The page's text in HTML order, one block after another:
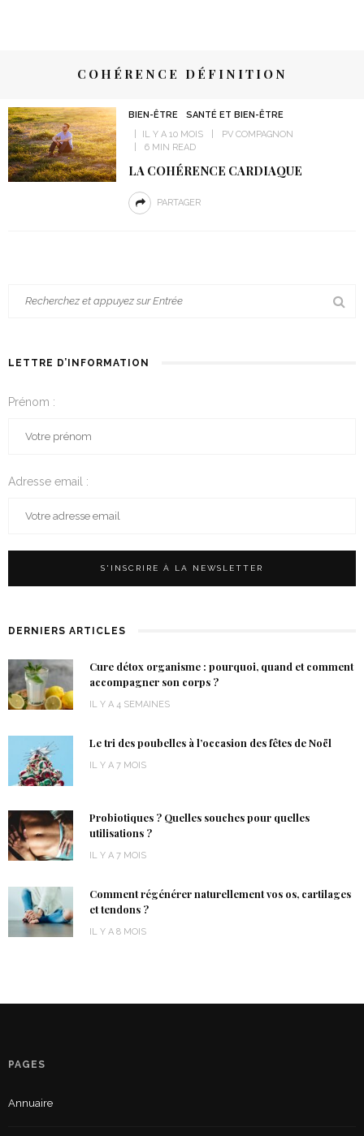
COHÉRENCE DÉFINITION
BIEN-ÊTRE
SANTÉ ET BIEN-ÊTRE
IL Y A 10 MOIS
PV COMPAGNON
6 MIN READ
LA COHÉRENCE CARDIAQUE
PARTAGER
LETTRE D’INFORMATION
Prénom :
Adresse email :
DERNIERS ARTICLES
Cure détox organisme : pourquoi, quand et comment
accompagner son corps ?
IL Y A 4 SEMAINES
Le tri des poubelles à l’occasion des fêtes de Noël
IL Y A 7 MOIS
Probiotiques ? Quelles souches pour quelles
utilisations ?
IL Y A 7 MOIS
Comment régénérer naturellement vos os, cartilages
et tendons ?
IL Y A 8 MOIS
PAGES
Annuaire